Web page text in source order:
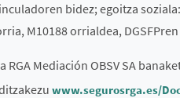
bidez; egoitza
M10188 orrialdea,
RGA Mediación OBSV SA
www.segurosrga.es/